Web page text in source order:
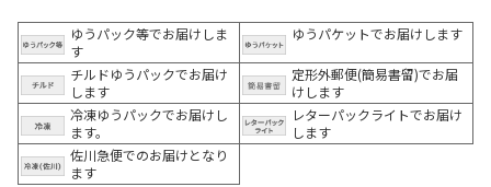
ゆうパック等でお届けしま
す
ゆうパケットでお届けします
チルドゆうパックでお届け
します
定形外郵便(簡易書留)でお届
けします
冷凍ゆうパックでお届けし
ます。
レターパックライトでお届け
します
佐川急便でのお届けとなり
ます